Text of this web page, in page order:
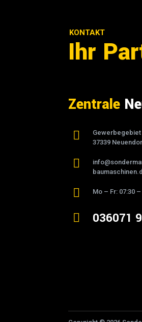
KONTAKT
Ihr
Zentrale

37339

 Mo – Fr: 07:30 –
 036071